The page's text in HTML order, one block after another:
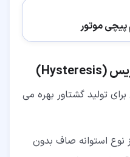
(
Hysteresis)
برای تولید گشتاور بهره می
نوع استوانه صاف بدون